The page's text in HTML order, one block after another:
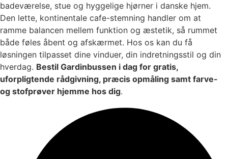
badeværelse, stue og hyggelige hjørner i danske hjem.
Den lette, kontinentale cafe-stemning handler om at
ramme balancen mellem funktion og æstetik, så rummet
både føles åbent og afskærmet. Hos os kan du få
løsningen tilpasset dine vinduer, din indretningsstil og din
hverdag. Bestil Gardinbussen i dag for gratis,
uforpligtende rådgivning, præcis opmåling samt farve-
og stofprøver hjemme hos dig.